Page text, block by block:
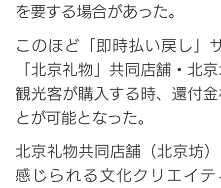
を要する場合があった。
このほど「即時払い戻し」
「北京礼物」共同店舗・北
観光客が購入する時、還付
とが可能となった。
北京礼物共同店舗（北京坊
感じられる文化クリエイ